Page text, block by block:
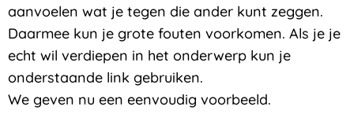
aanvoelen wat je tegen die ander kunt zeggen.
Daarmee kun je grote fouten voorkomen. Als je je
echt wil verdiepen in het onderwerp kun je
onderstaande link gebruiken.
We geven nu een eenvoudig voorbeeld.